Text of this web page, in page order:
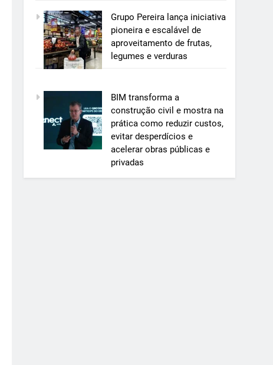
Grupo Pereira lança iniciativa
pioneira e escalável de
aproveitamento de frutas,
legumes e verduras
BIM transforma a
construção civil e mostra na
prática como reduzir custos,
evitar desperdícios e
acelerar obras públicas e
privadas